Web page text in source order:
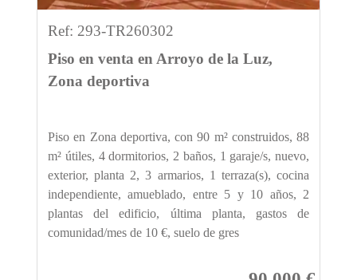
Ref: 293-TR260302
Piso en venta en Arroyo de la Luz,
Zona deportiva
Piso en Zona deportiva, con 90 m² construidos, 88
m² útiles, 4 dormitorios, 2 baños, 1 garaje/s, nuevo,
exterior, planta 2, 3 armarios, 1 terraza(s), cocina
independiente, amueblado, entre 5 y 10 años, 2
plantas del edificio, última planta, gastos de
comunidad/mes de 10 €, suelo de gres